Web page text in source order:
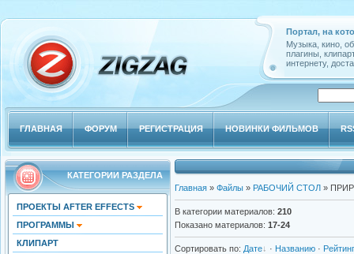
Портал, на
Музыка, кино,
плагины,
интернету,
ГЛАВНАЯ ФОРУМ РЕГИСТРАЦИЯ НОВИНКИ ФИЛЬМОВ
КАТЕГОРИИ РАЗДЕЛА
ПРОЕКТЫ AFTER EFFECTS
ПРОГРАММЫ
КЛИПАРТ
Главная » Файлы » РАБОЧИЙ СТОЛ »
В категории материалов: 210
Показано материалов: 17-24
Сортировать по: Дате · Названию ·